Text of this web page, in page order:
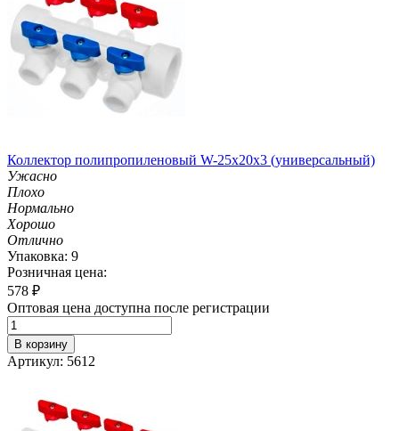
Коллектор полипропиленовый W-25х20х3 (универсальный)
Ужасно
Плохо
Нормально
Хорошо
Отлично
Упаковка: 9
Розничная цена:
578 ₽
Оптовая цена доступна после регистрации
В корзину
Артикул: 5612